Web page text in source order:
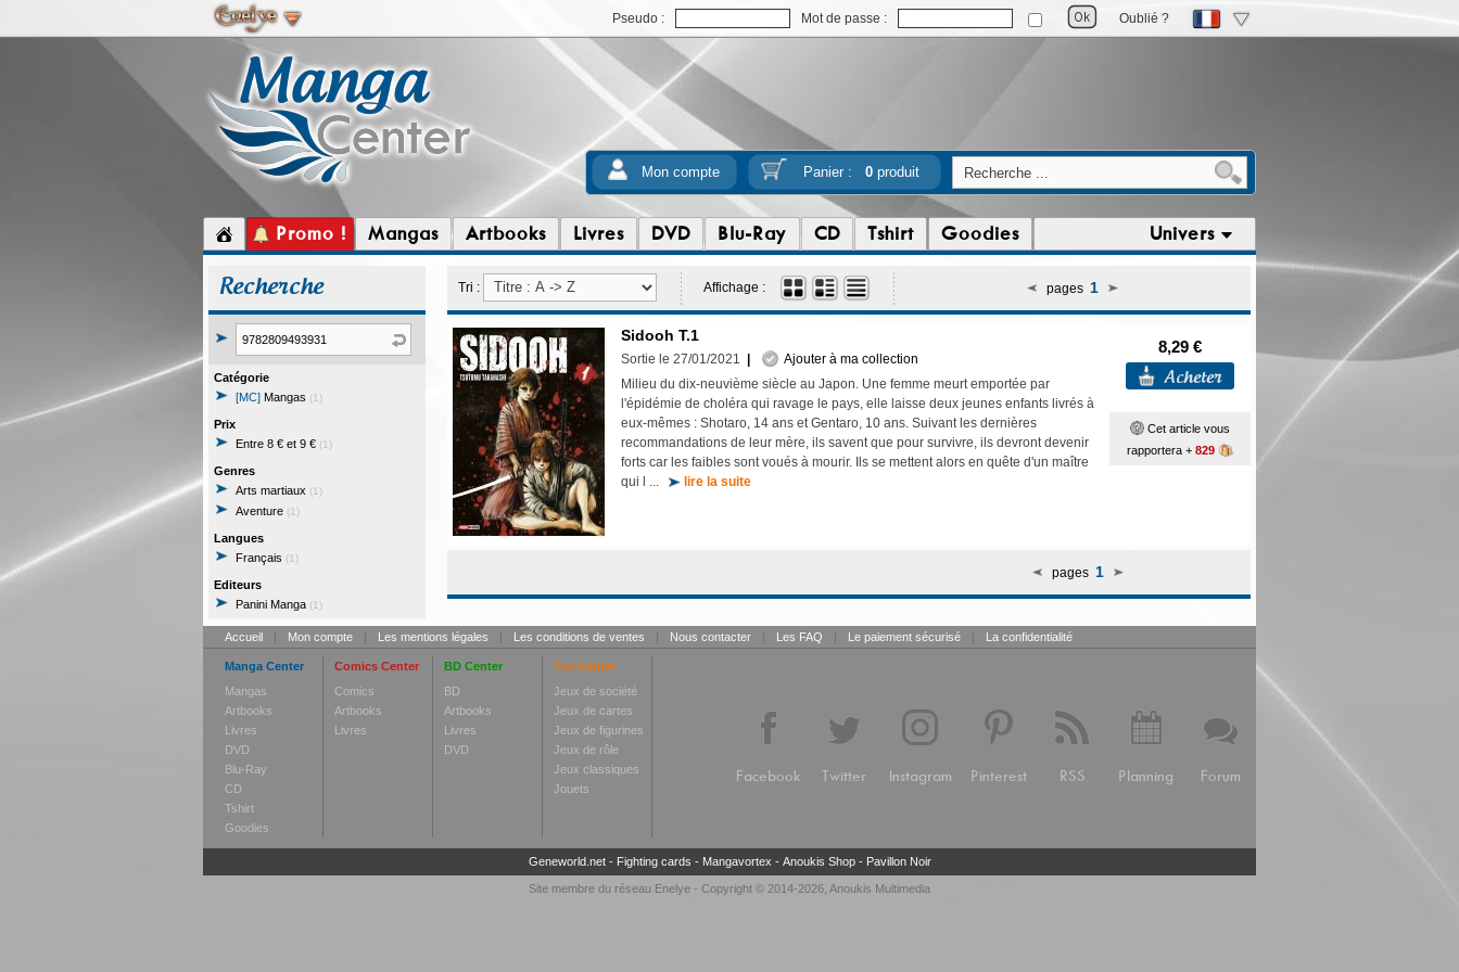
Pseudo : Mot de passe : Oublié ?
Mon compte Panier : 0produit
Promo ! Mangas Artbooks Livres DVD Blu-Ray CD Tshirt Goodies Univers
Recherche
Catégorie
[MC] Mangas (1)
Prix
Entre 8 € et 9 € (1)
Genres
Arts martiaux (1)
Aventure (1)
Langues
Français (1)
Editeurs
Panini Manga (1)
Tri : Affichage : pages 1
Sidooh T.1
Sortie le 27/01/2021
Ajouter à ma collection
Milieu du dix-neuvième siècle au Japon. Une femme meurt emportée par
l'épidémie de choléra qui ravage le pays, elle laisse deux jeunes enfants livrés à
eux-mêmes : Shotaro, 14 ans et Gentaro, 10 ans. Suivant les dernières
recommandations de leur mère, ils savent que pour survivre, ils devront devenir
forts car les faibles sont voués à mourir. Ils se mettent alors en quête d'un maître
qui l ...
lire la suite
8,29 €
Cet article vous
rapportera + 829
pages 1
Accueil | Mon compte | Les mentions légales | Les conditions de ventes | Nous contacter | Les FAQ | Le paiement sécurisé | La confidentialité
Manga Center
Mangas
Artbooks
Livres
DVD
Blu-Ray
CD
Tshirt
Goodies
Comics Center
Comics
Artbooks
Livres
BD Center
BD
Artbooks
Livres
DVD
Toy Center
Jeux de société
Jeux de cartes
Jeux de figurines
Jeux de rôle
Jeux classiques
Jouets
Facebook Twitter Instagram Pinterest RSS Planning Forum
Geneworld.net- Fighting cards - Mangavortex - Anoukis Shop- Pavillon Noir
Site membre du réseau Enelye - Copyright © 2014-2026, Anoukis Multimedia